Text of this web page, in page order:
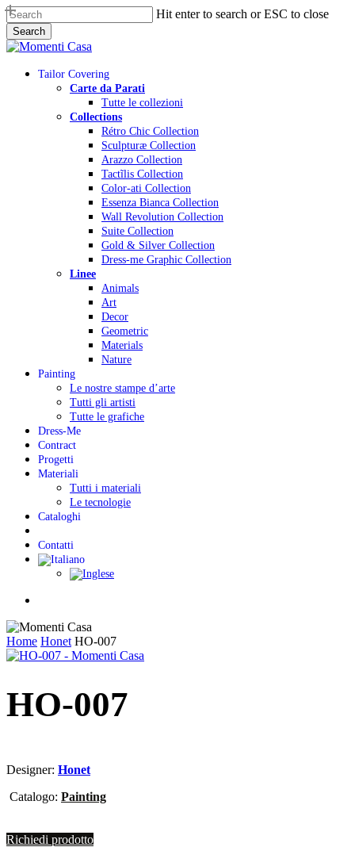
Skip
to
main
content
Hit enter to search or ESC to close
Search
Close
Menu
Tailor Covering
Carte da Parati
Tutte le collezioni
Collections
Rétro Chic Collection
Sculpturæ Collection
Arazzo Collection
Tactĩlis Collection
Color-ati Collection
Essenza Bianca Collection
Wall Revolution Collection
Suite Collection
Gold & Silver Collection
Dress-me Graphic Collection
Linee
Animals
Art
Decor
Geometric
Materials
Nature
Painting
Le nostre stampe d’arte
Tutti gli artisti
Tutte le grafiche
Dress-Me
Contract
Progetti
Materiali
Tutti i materiali
Le tecnologie
Cataloghi
Contatti
Home Honet HO-007
HO-007
Designer: Honet
Catalogo: Painting
Richiedi prodotto